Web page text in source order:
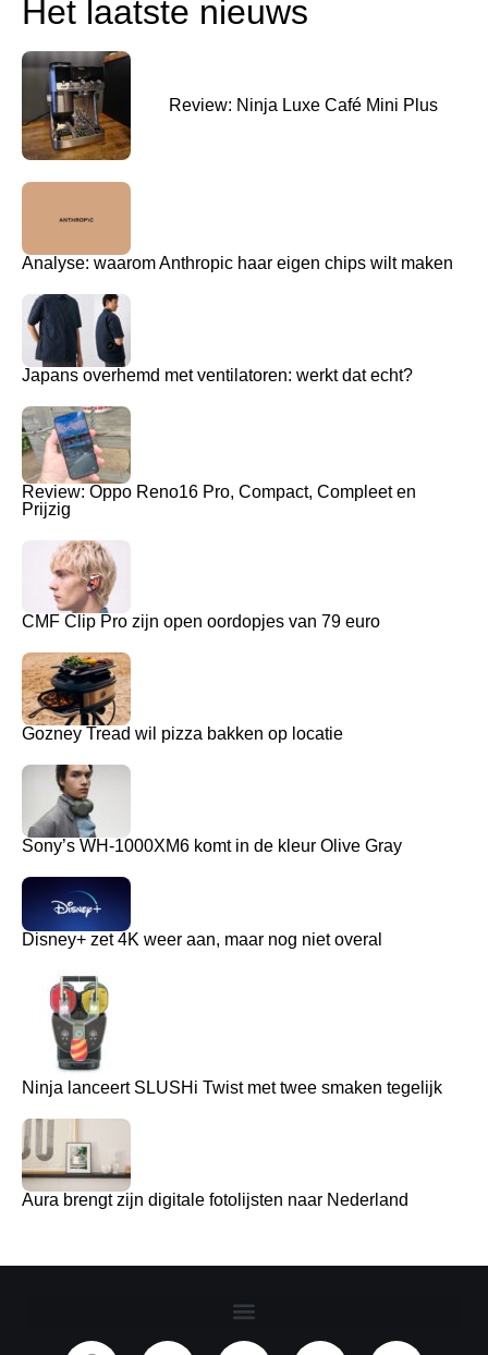
Het laatste nieuws
Review: Ninja Luxe Café Mini Plus
Analyse: waarom Anthropic haar eigen chips wilt maken
Japans overhemd met ventilatoren: werkt dat echt?
Review: Oppo Reno16 Pro, Compact, Compleet en
Prijzig
CMF Clip Pro zijn open oordopjes van 79 euro
Gozney Tread wil pizza bakken op locatie
Sony’s WH-1000XM6 komt in de kleur Olive Gray
Disney+ zet 4K weer aan, maar nog niet overal
Ninja lanceert SLUSHi Twist met twee smaken tegelijk
Aura brengt zijn digitale fotolijsten naar Nederland